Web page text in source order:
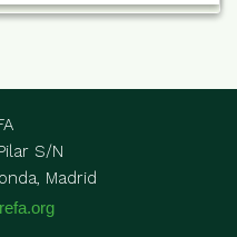
S/N
Madrid